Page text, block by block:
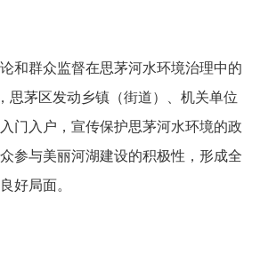
和群众监督在思茅河水环境治理中的
思茅区发动乡镇（街道）、机关单位
门入户，宣传保护思茅河水环境的政
参与美丽河湖建设的积极性，形成全
良好局面。